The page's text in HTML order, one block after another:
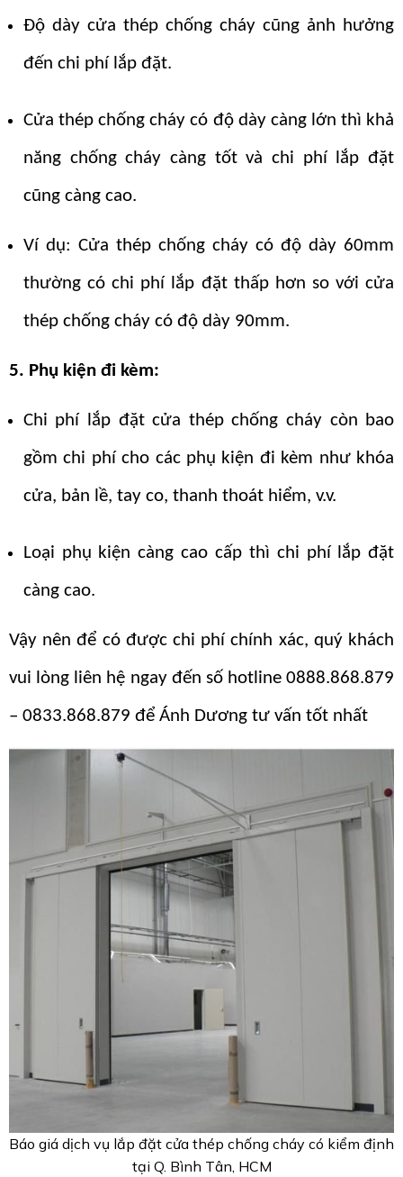
Độ dày cửa thép chống cháy cũng ảnh hưởng
đến chi phí lắp đặt.
Cửa thép chống cháy có độ dày càng lớn thì khả
năng chống cháy càng tốt và chi phí lắp đặt
cũng càng cao.
Ví dụ: Cửa thép chống cháy có độ dày 60mm
thường có chi phí lắp đặt thấp hơn so với cửa
thép chống cháy có độ dày 90mm.
5. Phụ kiện đi kèm:
Chi phí lắp đặt cửa thép chống cháy còn bao
gồm chi phí cho các phụ kiện đi kèm như khóa
cửa, bản lề, tay co, thanh thoát hiểm, v.v.
Loại phụ kiện càng cao cấp thì chi phí lắp đặt
càng cao.
Vậy nên để có được chi phí chính xác, quý khách
vui lòng liên hệ ngay đến số hotline 0888.868.879
– 0833.868.879 để Ánh Dương tư vấn tốt nhất
Báo giá dịch vụ lắp đặt cửa thép chống cháy có kiểm định
tại Q. Bình Tân, HCM